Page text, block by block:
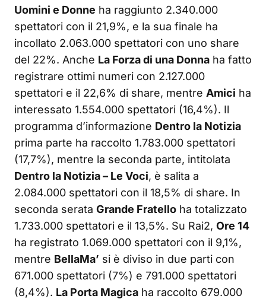
Uomini e Donne ha raggiunto 2.340.000
spettatori con il 21,9%, e la sua finale ha
incollato 2.063.000 spettatori con uno share
del 22%. Anche La Forza di una Donna ha fatto
registrare ottimi numeri con 2.127.000
spettatori e il 22,6% di share, mentre Amici ha
interessato 1.554.000 spettatori (16,4%). Il
programma d’informazione Dentro la Notizia
prima parte ha raccolto 1.783.000 spettatori
(17,7%), mentre la seconda parte, intitolata
Dentro la Notizia – Le Voci, è salita a
2.084.000 spettatori con il 18,5% di share. In
seconda serata Grande Fratello ha totalizzato
1.733.000 spettatori e il 13,5%. Su Rai2, Ore 14
ha registrato 1.069.000 spettatori con il 9,1%,
mentre BellaMa’ si è diviso in due parti con
671.000 spettatori (7%) e 791.000 spettatori
(8,4%). La Porta Magica ha raccolto 679.000